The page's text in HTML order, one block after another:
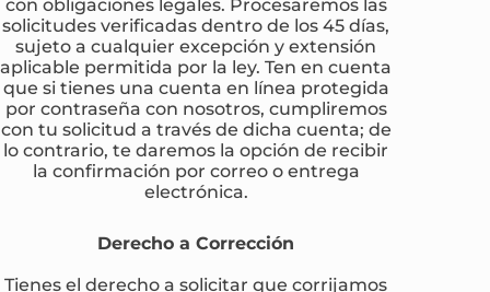
con obligaciones legales. Procesaremos las
solicitudes verificadas dentro de los 45 días,
sujeto a cualquier excepción y extensión
aplicable permitida por la ley. Ten en cuenta
que si tienes una cuenta en línea protegida
por contraseña con nosotros, cumpliremos
con tu solicitud a través de dicha cuenta; de
lo contrario, te daremos la opción de recibir
la confirmación por correo o entrega
electrónica.
Derecho a Corrección
Tienes el derecho a solicitar que corrijamos